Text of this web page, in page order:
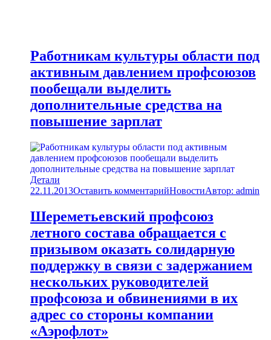
Работникам культуры области под
активным давлением профсоюзов
пообещали выделить
дополнительные средства на
повышение зарплат
Детали
22.11.2013Оставить комментарийНовостиАвтор: admin
Шереметьевский профсоюз
летного состава обращается с
призывом оказать солидарную
поддержку в связи с задержанием
нескольких руководителей
профсоюза и обвинениями в их
адрес со стороны компании
«Аэрофлот»